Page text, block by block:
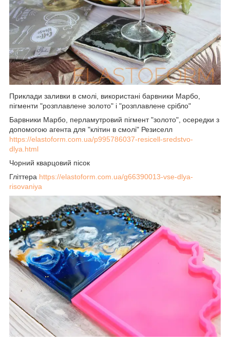
Приклади заливки в смолі, використані барвники Марбо,
пігменти "розплавлене золото" і "розплавлене срібло"
Барвники Марбо, перламутровий пігмент "золото", осередки з
допомогою агента для "клітин в смолі" Резиселл
https://elastoform.com.ua/p995786037-resicell-sredstvo-
dlya.html
Чорний кварцовий пісок
Гліттера https://elastoform.com.ua/g66390013-vse-dlya-
risovaniya